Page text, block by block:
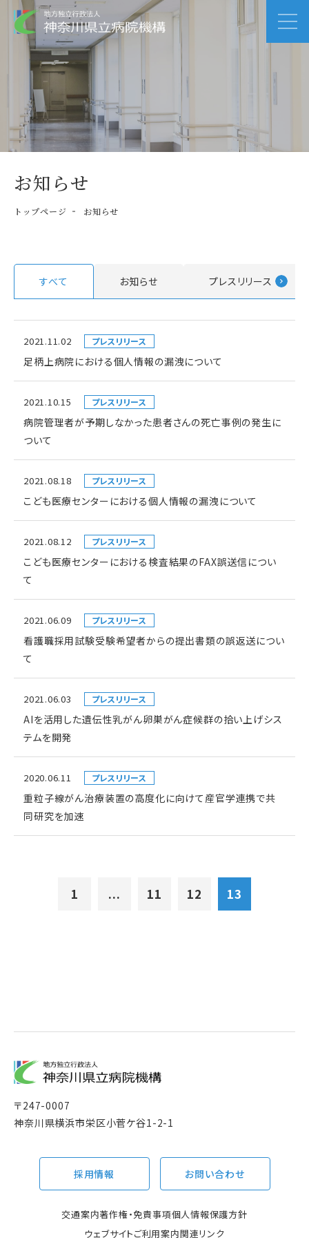
お知らせ
トップページ お知らせ
すべて お知らせ プレスリリース
2021.11.02 プレスリリース
足柄上病院における個人情報の漏洩について
2021.10.15 プレスリリース
病院管理者が予期しなかった患者さんの死亡事例の発生に
ついて
2021.08.18 プレスリリース
こども医療センターにおける個人情報の漏洩について
2021.08.12 プレスリリース
こども医療センターにおける検査結果のFAX誤送信につい
て
2021.06.09 プレスリリース
看護職採用試験受験希望者からの提出書類の誤返送につい
て
2021.06.03 プレスリリース
AIを活用した遺伝性乳がん卵巣がん症候群の拾い上げシス
テムを開発
2020.06.11 プレスリリース
重粒子線がん治療装置の高度化に向けて産官学連携で共
同研究を加速
1 ... 11 12 13
〒247-0007
神奈川県横浜市栄区小菅ケ谷1-2-1
採用情報 お問い合わせ
交通案内著作権・免責事項個人情報保護方針
ウェブサイトご利用案内関連リンク